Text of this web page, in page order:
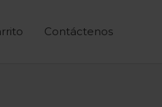
Contáctenos